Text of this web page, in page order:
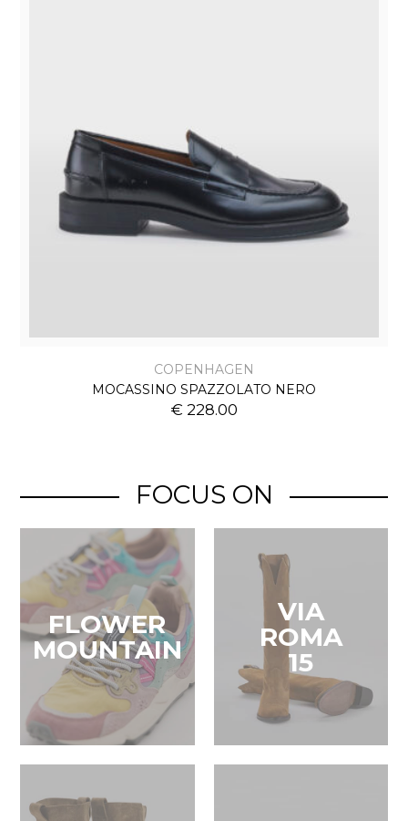
COPENHAGEN
MOCASSINO SPAZZOLATO NERO
€ 228.00
FOCUS ON
FLOWER
MOUNTAIN
VIA
ROMA
15